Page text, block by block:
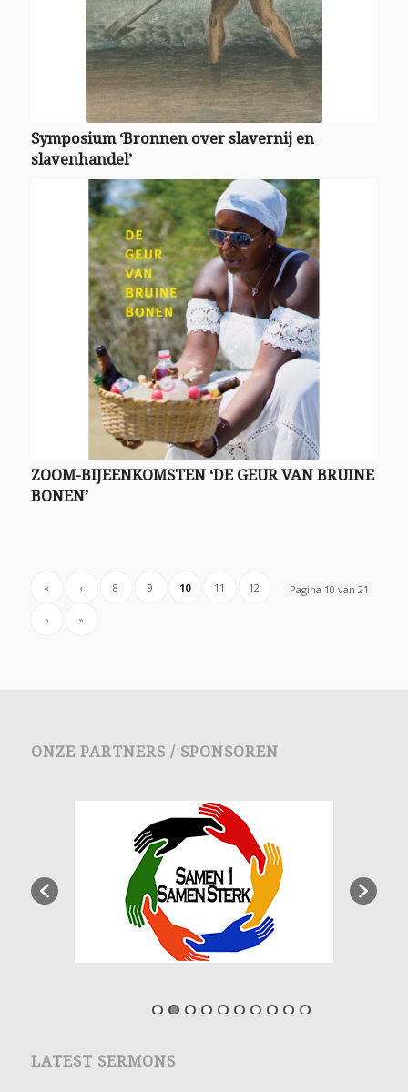
Symposium ‘Bronnen over slavernij en
slavenhandel’
ZOOM-BIJEENKOMSTEN ‘DE GEUR VAN BRUINE
BONEN’
Pagina 10 van 21
« ‹ 8 9 10 11 12
› »
ONZE PARTNERS / SPONSOREN
LATEST SERMONS